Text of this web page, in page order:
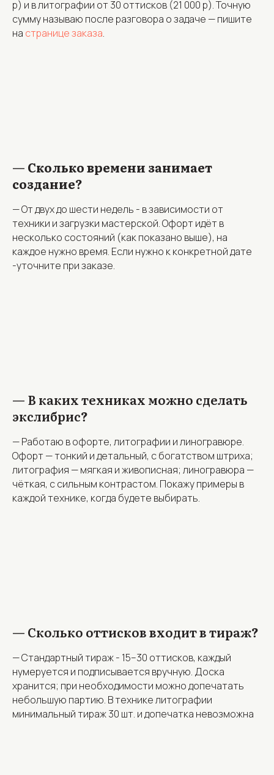
р) и в литографии от 30 оттисков (21 000 р). Точную
сумму называю после разговора о задаче — пишите
на странице заказа.
— Сколько времени занимает
создание?
— От двух до шести недель - в зависимости от
техники и загрузки мастерской. Офорт идёт в
несколько состояний (как показано выше), на
каждое нужно время. Если нужно к конкретной дате
-уточните при заказе.
— В каких техниках можно сделать
экслибрис?
— Работаю в офорте, литографии и линогравюре.
Офорт — тонкий и детальный, с богатством штриха;
литография — мягкая и живописная; линогравюра —
чёткая, с сильным контрастом. Покажу примеры в
каждой технике, когда будете выбирать.
— Сколько оттисков входит в тираж?
— Стандартный тираж - 15–30 оттисков, каждый
нумеруется и подписывается вручную. Доска
хранится; при необходимости можно допечатать
небольшую партию. В технике литографии
минимальный тираж 30 шт. и допечатка невозможна